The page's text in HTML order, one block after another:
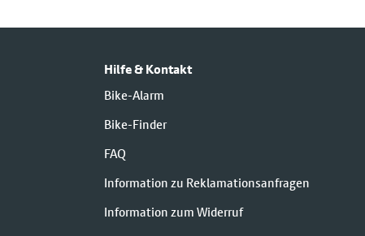
Hilfe & Kontakt
Bike-Alarm
Bike-Finder
FAQ
Information zu Reklamationsanfragen
Information zum Widerruf